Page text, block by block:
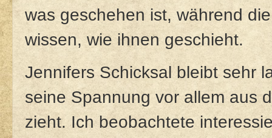
was geschehen ist, während
wissen, wie ihnen geschieht.
Jennifers Schicksal bleibt sehr
seine Spannung vor allem aus
zieht. Ich beobachtete